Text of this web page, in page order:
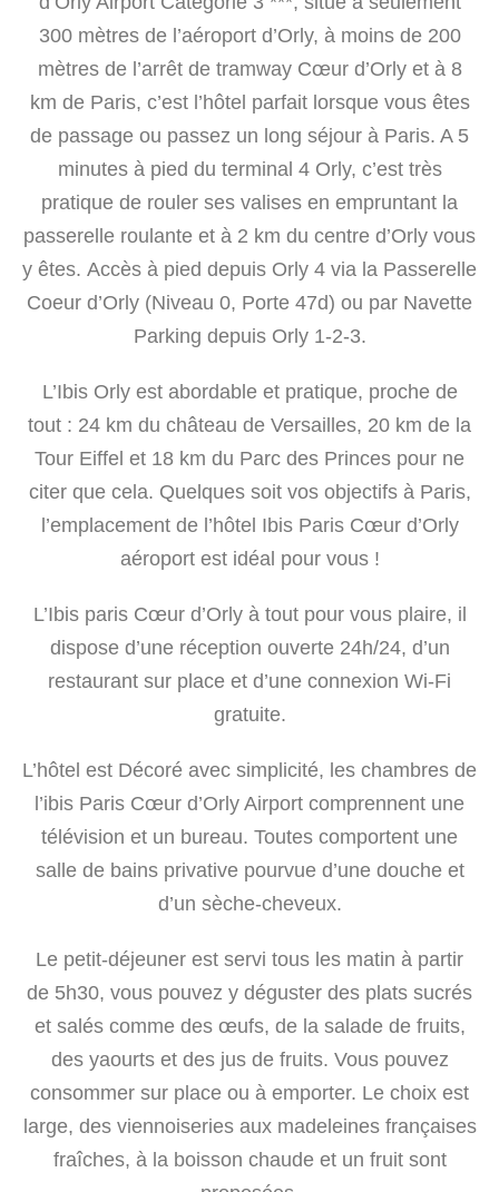
300 mètres de l’aéroport d’Orly, à moins de 200
mètres de l’arrêt de tramway Cœur d’Orly et à 8
km de Paris, c’est l’hôtel parfait lorsque vous êtes
de passage ou passez un long séjour à Paris. A 5
minutes à pied du terminal 4 Orly, c’est très
pratique de rouler ses valises en empruntant la
passerelle roulante et à 2 km du centre d’Orly vous
y êtes. Accès à pied depuis Orly 4 via la Passerelle
Coeur d’Orly (Niveau 0, Porte 47d) ou par Navette
Parking depuis Orly 1-2-3.
L’Ibis Orly est abordable et pratique, proche de
tout : 24 km du château de Versailles, 20 km de la
Tour Eiffel et 18 km du Parc des Princes pour ne
citer que cela. Quelques soit vos objectifs à Paris,
l’emplacement de l’hôtel Ibis Paris Cœur d’Orly
aéroport est idéal pour vous !
L’Ibis paris Cœur d’Orly à tout pour vous plaire, il
dispose d’une réception ouverte 24h/24, d’un
restaurant sur place et d’une connexion Wi-Fi
gratuite.
L’hôtel est Décoré avec simplicité, les chambres de
l’ibis Paris Cœur d’Orly Airport comprennent une
télévision et un bureau. Toutes comportent une
salle de bains privative pourvue d’une douche et
d’un sèche-cheveux.
Le petit-déjeuner est servi tous les matin à partir
de 5h30, vous pouvez y déguster des plats sucrés
et salés comme des œufs, de la salade de fruits,
des yaourts et des jus de fruits. Vous pouvez
consommer sur place ou à emporter. Le choix est
large, des viennoiseries aux madeleines françaises
fraîches, à la boisson chaude et un fruit sont